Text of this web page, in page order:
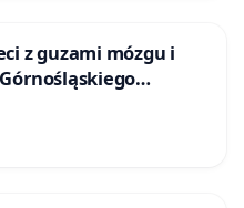
z guzami mózgu i
w Katowicach